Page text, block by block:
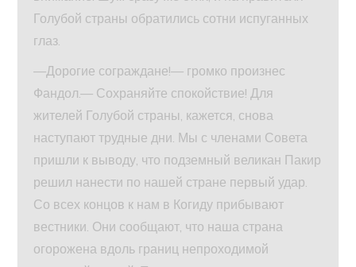
Голубой страны обратились сотни испуганных
глаз.
—Дорогие сограждане!— громко произнес
Фандол.— Сохраняйте спокойствие! Для
жителей Голубой страны, кажется, снова
наступают трудные дни. Мы с членами Совета
пришли к выводу, что подземный великан Пакир
решил нанести по нашей стране первый удар.
Со всех концов к нам в Когиду прибывают
вестники. Они сообщают, что наша страна
огорожена вдоль границ непроходимой